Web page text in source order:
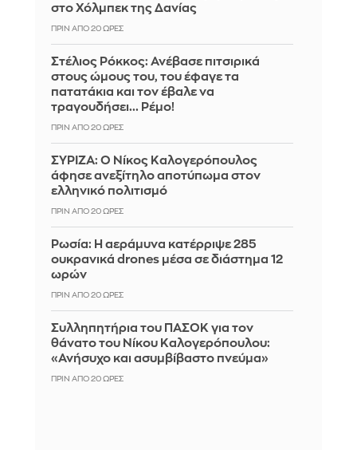
στο Χόλμπεκ της Δανίας
ΠΡΙΝ ΑΠΌ 20 ΏΡΕΣ
Στέλιος Ρόκκος: Ανέβασε πιτσιρικά
στους ώμους του, του έφαγε τα
πατατάκια και τον έβαλε να
τραγουδήσει... Ρέμο!
ΠΡΙΝ ΑΠΌ 20 ΏΡΕΣ
ΣΥΡΙΖΑ: Ο Νίκος Καλογερόπουλος
άφησε ανεξίτηλο αποτύπωμα στον
ελληνικό πολιτισμό
ΠΡΙΝ ΑΠΌ 20 ΏΡΕΣ
Ρωσία: Η αεράμυνα κατέρριψε 285
ουκρανικά drones μέσα σε διάστημα 12
ωρών
ΠΡΙΝ ΑΠΌ 20 ΏΡΕΣ
Συλληπητήρια του ΠΑΣΟΚ για τον
θάνατο του Νίκου Καλογερόπουλου:
«Ανήσυχο και ασυμβίβαστο πνεύμα»
ΠΡΙΝ ΑΠΌ 20 ΏΡΕΣ